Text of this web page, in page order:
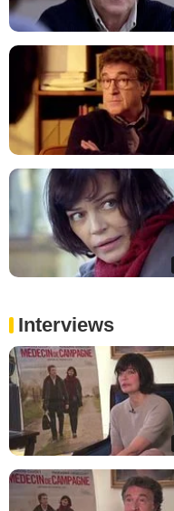
Interviews